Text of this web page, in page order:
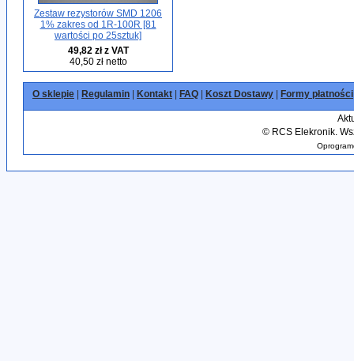
Zestaw rezystorów SMD 1206
1% zakres od 1R-100R [81
wartości po 25sztuk]
49,82 zł z VAT
40,50 zł netto
O sklepie Regulamin Kontakt FAQ Koszt Dostawy Formy płatności
©RCS Elekronik.